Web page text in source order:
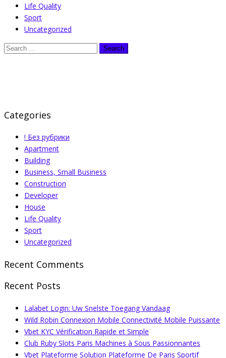
Life Quality
Sport
Uncategorized
Categories
! Без рубрики
Apartment
Building
Business, Small Business
Construction
Developer
House
Life Quality
Sport
Uncategorized
Recent Comments
Recent Posts
Lalabet Login: Uw Snelste Toegang Vandaag
Wild Robin Connexion Mobile Connectivité Mobile Puissante
Vbet KYC Vérification Rapide et Simple
Club Ruby Slots Paris Machines à Sous Passionnantes
Vbet Plateforme Solution Plateforme De Paris Sportif